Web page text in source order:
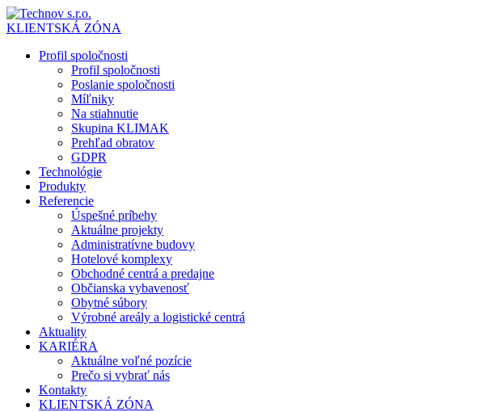
KLIENTSKÁ ZÓNA
Profil spoločnosti
Profil spoločnosti
Poslanie spoločnosti
Míľniky
Na stiahnutie
Skupina KLIMAK
Prehľad obratov
GDPR
Technológie
Produkty
Referencie
Úspešné príbehy
Aktuálne projekty
Administratívne budovy
Hotelové komplexy
Obchodné centrá a predajne
Občianska vybavenosť
Obytné súbory
Výrobné areály a logistické centrá
Aktuality
KARIÉRA
Aktuálne voľné pozície
Prečo si vybrať nás
Kontakty
KLIENTSKÁ ZÓNA